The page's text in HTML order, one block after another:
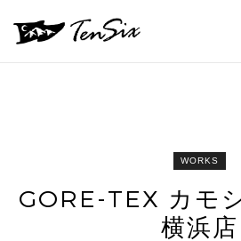
WORKS
GORE-TEX カモ
横浜店